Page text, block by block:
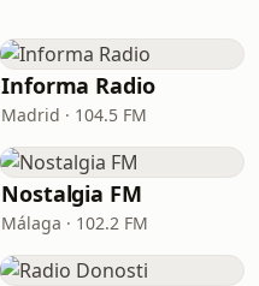
Informa Radio
Madrid · 104.5 FM
Nostalgia FM
Málaga · 102.2 FM